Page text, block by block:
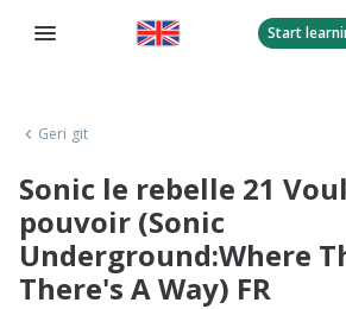
Start
Geri git
Sonic le rebelle 21
pouvoir (Sonic
Underground:Where
There's A Way) FR